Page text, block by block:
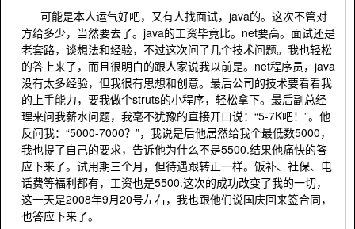
可能是本人运气好吧，又有人找面试，java的。这次不管对
方给多少，当然要去了。java的工资毕竟比。net要高。面试还是
老套路，谈想法和经验，不过这次问了几个技术问题。我也轻松
的答上来了，而且很明白的跟人家说我以前是。net程序员，java
没有太多经验，但我很有思想和创意。最后公司的技术要看看我
的上手能力，要我做个struts的小程序，轻松拿下。最后副总经
理来问我薪水问题，我毫不犹豫的直接开口说：“5-7K吧！”。他
反问我：“5000-7000？”，我说是后他居然给我个最低数5000，
我也提了自己的要求，告诉他为什么不是5500.结果他痛快的答
应下来了。试用期三个月，但待遇跟转正一样。饭补、社保、电
话费等福利都有，工资也是5500.这次的成功改变了我的一切，
这一天是2008年9月20号左右，我也跟他们说国庆回来签合同，
也答应下来了。